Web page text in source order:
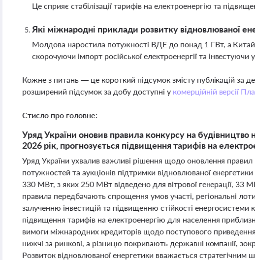
Це сприяє стабілізації тарифів на електроенергію та
Які міжнародні приклади розвитку відновлюваної
Молдова наростила потужності ВДЕ до понад 1 ГВт, а Китай
скорочуючи імпорт російської електроенергії та інвестуючи
Кожне з питань — це короткий підсумок змісту публікацій
розширений підсумок за добу доступні у комерційній версії
Стисло про головне:
Уряд України оновив правила конкурсу на будівництво
2026 рік, прогнозується підвищення тарифів на
Уряд України ухвалив важливі рішення щодо оновлення
потужностей та аукціонів підтримки відновлюваної
330 МВт, з яких 250 МВт відведено для вітрової генерації,
правила передбачають спрощення умов участі, регіональні
залученню інвестицій та підвищенню стійкості
підвищення тарифів на електроенергію для населення
вимоги міжнародних кредиторів щодо поступового
нижчі за ринкові, а різницю покривають державні компанії,
Розвиток відновлюваної енергетики вважається стратегічним